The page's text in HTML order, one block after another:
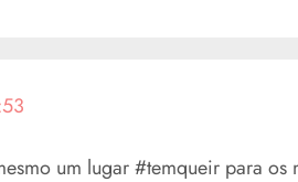
um lugar #temqueir para